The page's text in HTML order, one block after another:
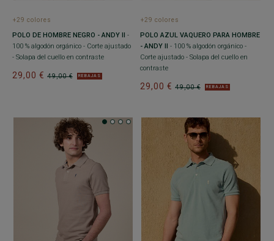
+29 colores
POLO DE HOMBRE NEGRO - ANDY II
-
100 % algodón orgánico - Corte ajustado
- Solapa del cuello en contraste
49,00 €
29,00 € REBAJAS
+29 colores
POLO AZUL VAQUERO PARA HOMBRE
- ANDY II
- 100 % algodón orgánico -
Corte ajustado - Solapa del cuello en
contraste
49,00 €
29,00 € REBAJAS